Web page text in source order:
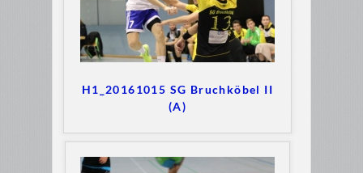
H1_20161015 SG Bruchköbel II
(A)